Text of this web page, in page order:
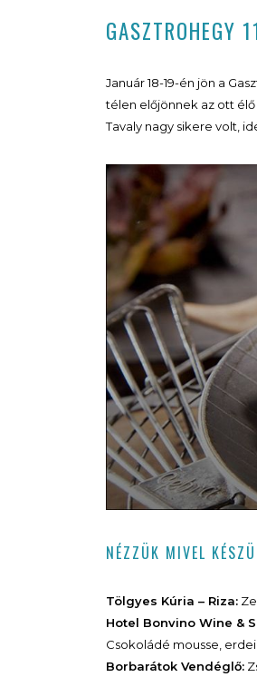
GASZTROHEGY
Január 18-19-én jön a
télen előjönnek az ott élő
Tavaly nagy sikere volt,
NÉZZÜK MIVEL
Tölgyes Kúria – Riza:
Hotel Bonvino Wine &
Csokoládé mousse,
Borbarátok Vendéglő: